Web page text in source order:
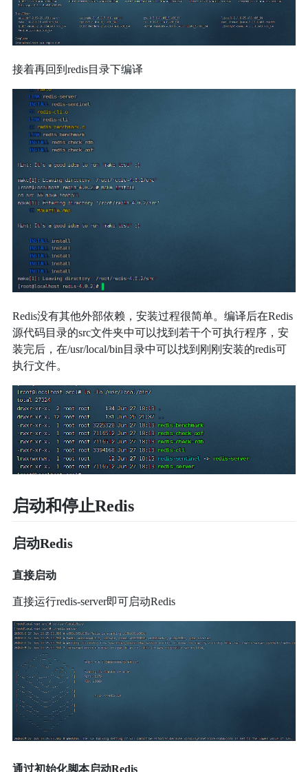
接着再回到redis目录下编译
Redis没有其他外部依赖，安装过程很简单。编译后在Redis
源代码目录的src文件夹中可以找到若干个可执行程序，安
装完后，在/usr/local/bin目录中可以找到刚刚安装的redis可
执行文件。
启动和停止Redis
启动Redis
直接启动
直接运行redis-server即可启动Redis
通过初始化脚本启动Redis